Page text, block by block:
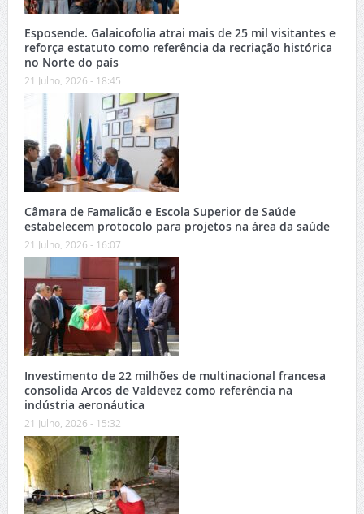
Esposende. Galaicofolia atrai mais de 25 mil visitantes e
reforça estatuto como referência da recriação histórica
no Norte do país
21 Julho, 2026 - 18:45
Câmara de Famalicão e Escola Superior de Saúde
estabelecem protocolo para projetos na área da saúde
21 Julho, 2026 - 16:07
Investimento de 22 milhões de multinacional francesa
consolida Arcos de Valdevez como referência na
indústria aeronáutica
21 Julho, 2026 - 15:32